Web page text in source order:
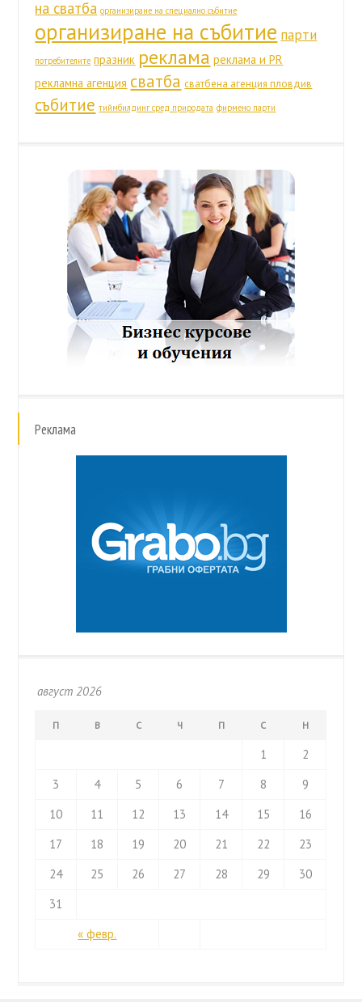
на сватба организиране на специално събитие
организиране на събитие парти
потребителите празник реклама реклама и PR
рекламна агенция сватба сватбена агенция пловдив
събитие тиймбилдинг сред природата фирмено парти
Реклама
август 2026
П В С Ч П С Н
« февр.
1
2
3
4 5 6 7 8
9
10
11 12 13 14 15
16
17
18 19 20 21 22
23
24
25 26 27 28 29
30
31